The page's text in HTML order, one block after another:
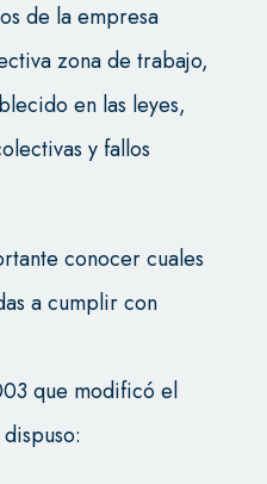
de la empresa
zona de trabajo,
en las leyes,
y fallos
conocer cuales
a cumplir con
que modificó el